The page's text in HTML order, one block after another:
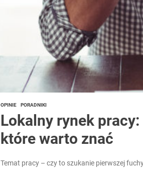
OPINIE PORADNIKI
Lokalny rynek
które warto znać
Temat pracy – czy to szukanie pierwszej